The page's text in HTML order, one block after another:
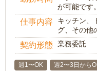
が可能です
仕事内容
キッチン、
グ、その他
契約形態 業務委託
週1〜OK 週2〜3日から